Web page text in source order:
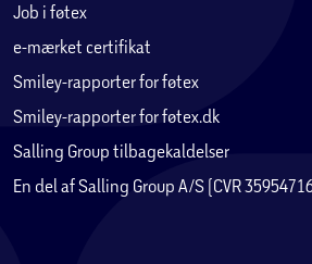
Job i føtex
e-mærket certifikat
Smiley-rapporter for føtex
Smiley-rapporter for føtex.dk
Salling Group tilbagekaldelser
En del af Salling Group A/S (CVR